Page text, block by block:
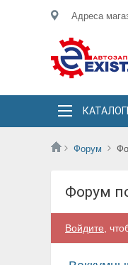
Адреса
Форум
Форум
Войдите ,